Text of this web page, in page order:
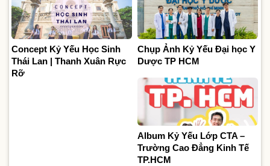
Concept Kỷ Yếu Học Sinh
Thái Lan | Thanh Xuân Rực
Rỡ
Chụp Ảnh Kỷ Yếu Đại học Y
Dược TP HCM
Album Kỷ Yếu Lớp CTA –
Trường Cao Đẳng Kinh Tế
TP.HCM